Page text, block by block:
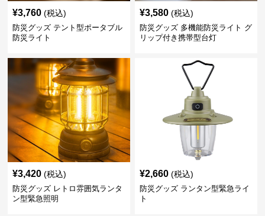
¥3,760 (税込)
防災グッズ テント型ポータブル
防災ライト
¥3,580 (税込)
防災グッズ 多機能防災ライト グ
リップ付き携帯型台灯
¥3,420 (税込)
防災グッズ レトロ雰囲気ランタ
ン型緊急照明
¥2,660 (税込)
防災グッズ ランタン型緊急ライ
ト